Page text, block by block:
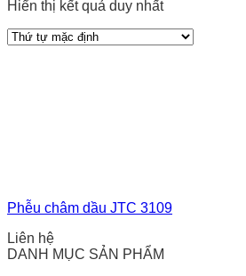
Hiển thị kết quả duy nhất
Phễu châm dầu JTC 3109
Liên hệ
DANH MỤC SẢN PHẨM